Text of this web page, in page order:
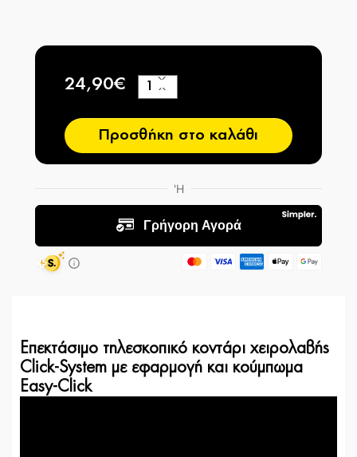
24,90€
−
+
Προσθήκη στο καλάθι
Επεκτάσιμο τηλεσκοπικό κοντάρι χειρολαβής
Click-System με εφαρμογή και κούμπωμα
Easy-Click